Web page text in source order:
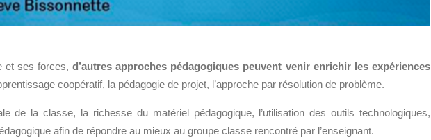
et ses forces,d’autres approches pédagogiques peuvent venir enrichir les expériences
coopératif, la pédagogie de projet, l’approche par résolution de problème.
de la classe, la richesse du matériel pédagogique, l’utilisationdes outils technologiques,
afin de répondre au mieux au groupe classe rencontré par l’enseignant.